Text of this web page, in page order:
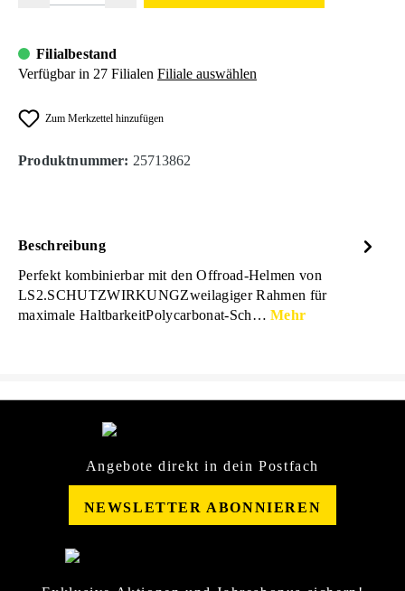
Filialbestand
Verfügbar in 27 Filialen Filiale auswählen
Zum Merkzettel hinzufügen
Produktnummer: 25713862
Beschreibung
Perfekt kombinierbar mit den Offroad-Helmen von
LS2.SCHUTZWIRKUNGZweilagiger Rahmen für
maximale HaltbarkeitPolycarbonat-Sch…Mehr
Angebote direkt in dein Postfach
NEWSLETTER ABONNIEREN